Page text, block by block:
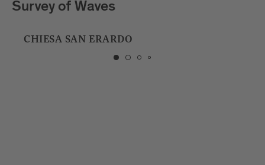
HORIZON
SCUOLA DI MUSICA DI BRESSANONE